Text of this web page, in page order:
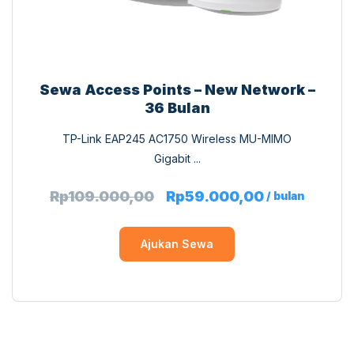
Sewa Access Points – New Network –
36 Bulan
TP-Link EAP245 AC1750 Wireless MU-MIMO
Gigabit ...
Rp109.000,00 Rp59.000,00/ bulan
Ajukan Sewa